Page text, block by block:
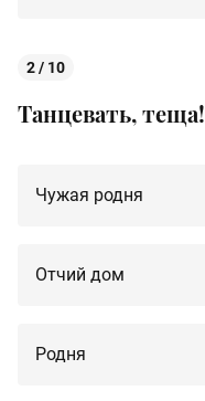
2 / 10
Танцевать, теща!
Чужая родня
Отчий дом
Родня